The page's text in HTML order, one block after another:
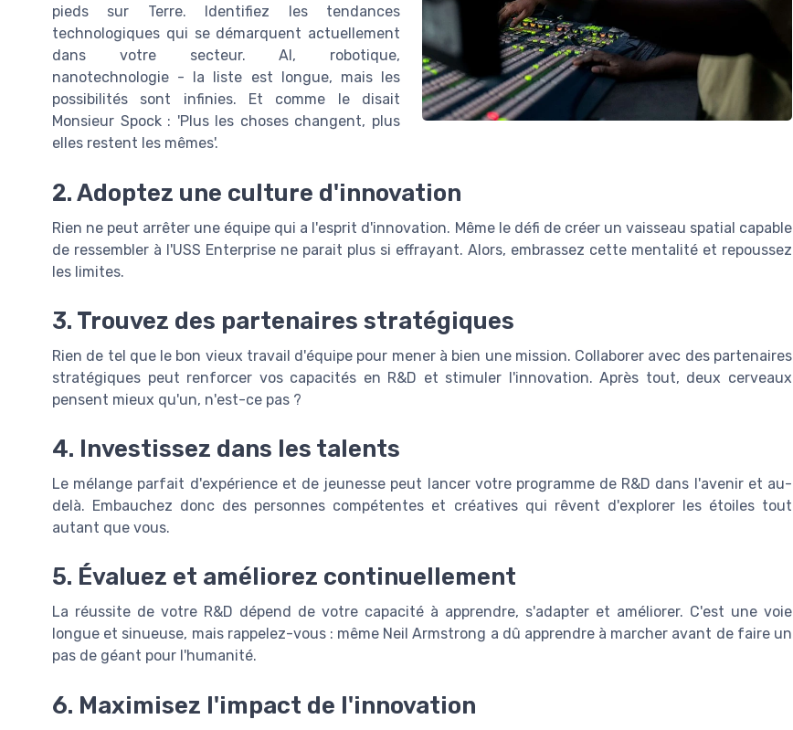
pieds sur Terre. Identifiez les tendances
technologiques qui se démarquent actuellement
dans votre secteur. AI, robotique,
nanotechnologie - la liste est longue, mais les
possibilités sont infinies. Et comme le disait
Monsieur Spock : 'Plus les choses changent, plus
elles restent les mêmes'.
2. Adoptez une culture d'innovation
Rien ne peut arrêter une équipe qui a l'esprit d'innovation. Même le défi de créer un vaisseau spatial capable
de ressembler à l'USS Enterprise ne parait plus si effrayant. Alors, embrassez cette mentalité et repoussez
les limites.
3. Trouvez des partenaires stratégiques
Rien de tel que le bon vieux travail d'équipe pour mener à bien une mission. Collaborer avec des partenaires
stratégiques peut renforcer vos capacités en R&D et stimuler l'innovation. Après tout, deux cerveaux
pensent mieux qu'un, n'est-ce pas ?
4. Investissez dans les talents
Le mélange parfait d'expérience et de jeunesse peut lancer votre programme de R&D dans l'avenir et au-
delà. Embauchez donc des personnes compétentes et créatives qui rêvent d'explorer les étoiles tout
autant que vous.
5. Évaluez et améliorez continuellement
La réussite de votre R&D dépend de votre capacité à apprendre, s'adapter et améliorer. C'est une voie
longue et sinueuse, mais rappelez-vous : même Neil Armstrong a dû apprendre à marcher avant de faire un
pas de géant pour l'humanité.
6. Maximisez l'impact de l'innovation